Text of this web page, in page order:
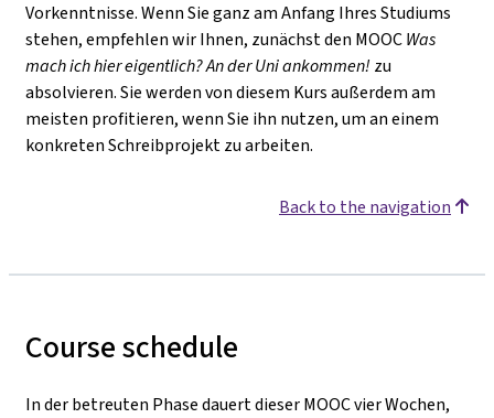
Vorkenntnisse. Wenn Sie ganz am Anfang Ihres Studiums
stehen, empfehlen wir Ihnen, zunächst den MOOCWas
mach ich hier eigentlich? An der Uni ankommen! zu
absolvieren. Sie werden von diesem Kurs außerdem am
meisten profitieren, wenn Sie ihn nutzen, um an einem
konkreten Schreibprojekt zu arbeiten.
Back to the navigation
Course schedule
In der betreuten Phase dauert dieser MOOC vier Wochen,